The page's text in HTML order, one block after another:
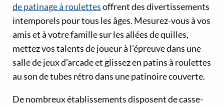
de patinage à roulettesoffrent des divertissements
intemporels pour tous les âges. Mesurez-vous à vos
amis et à votre famille sur les allées de quilles,
mettez vos talents de joueur à l’épreuve dans une
salle de jeux d’arcade et glissez en patins à roulettes
au son de tubes rétro dans une patinoire couverte.
De nombreux établissements disposent de casse-